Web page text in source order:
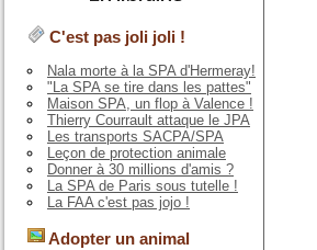
C'est pas joli joli !
Nala morte à la SPA d'Hermeray!
"La SPA se tire dans les pattes"
Maison SPA, un flop à Valence !
Thierry Courrault attaque le JPA
Les transports SACPA/SPA
Leçon de protection animale
Donner à 30 millions d'amis ?
La SPA de Paris sous tutelle !
La FAA c'est pas jojo !
Adopter un animal